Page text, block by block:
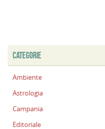
CATEGORIE
Ambiente
Astrologia
Campania
Editoriale